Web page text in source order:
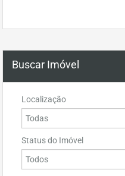
Buscar Imóvel
Localização
Status do Imóvel